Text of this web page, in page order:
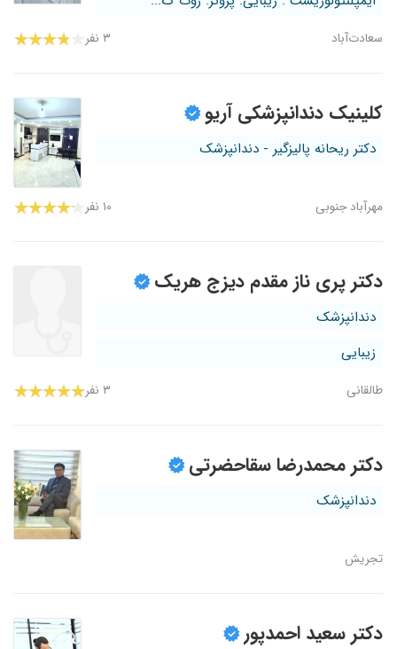
سعادت‌آباد ۳ نفر
کلینیک دندانپزشکی آریو
دکتر ریحانه پالیزگیر - دندانپزشک
مهرآباد جنوبی ۱۰ نفر
دکتر پری ناز مقدم دیزج هریک
دندانپزشک
زیبایی
طالقانی ۳ نفر
دکتر محمدرضا سقاحضرتی
دندانپزشک
تجریش
دکتر سعید احمدپور